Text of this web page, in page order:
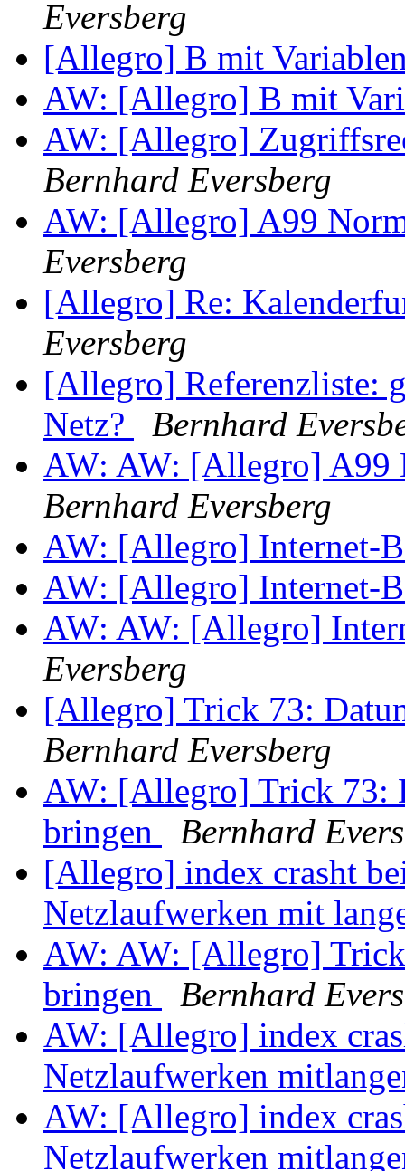
Eversberg
[Allegro] B mit
AW: [Allegro] B mit
AW: [Allegro]
Bernhard Eversberg
AW: [Allegro] A99
Eversberg
[Allegro] Re:
Eversberg
[Allegro] Referenzliste:
Netz?
Bernhard
AW: AW: [Allegro] A99
Bernhard Eversberg
AW: [Allegro] Internet-
AW: [Allegro] Internet-
AW: AW: [Allegro]
Eversberg
[Allegro] Trick 73:
Bernhard Eversberg
AW: [Allegro] Trick 73:
bringen
Bernhard
[Allegro] index crasht
Netzlaufwerken mit
AW: AW: [Allegro]
bringen
Bernhard
AW: [Allegro] index
Netzlaufwerken
AW: [Allegro] index
Netzlaufwerken